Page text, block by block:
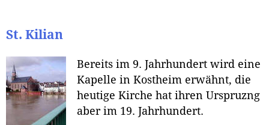
St. Kilian
Bereits im 9. Jahrhundert wird eine
Kapelle in Kostheim erwähnt, die
heutige Kirche hat ihren Urspruzng
aber im 19. Jahrhundert.